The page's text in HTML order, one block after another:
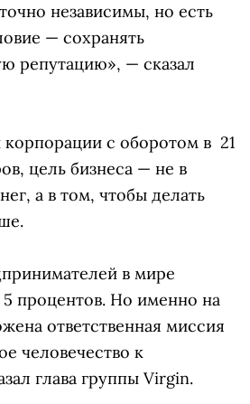
независимы, но есть
— сохранять
репутацию», — сказал
с оборотом в 21
цель бизнеса — не в
а в том, чтобы делать
в мире
процентов. Но именно на
ответственная миссия
человечество к
глава группы Virgin.